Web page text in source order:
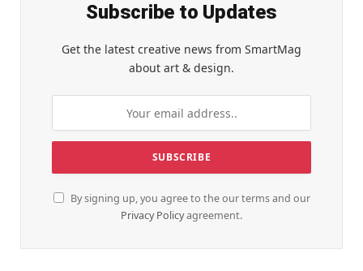
Subscribe to Updates
Get the latest creative news from SmartMag
about art & design.
By signing up, you agree to the our terms and our
Privacy Policyagreement.